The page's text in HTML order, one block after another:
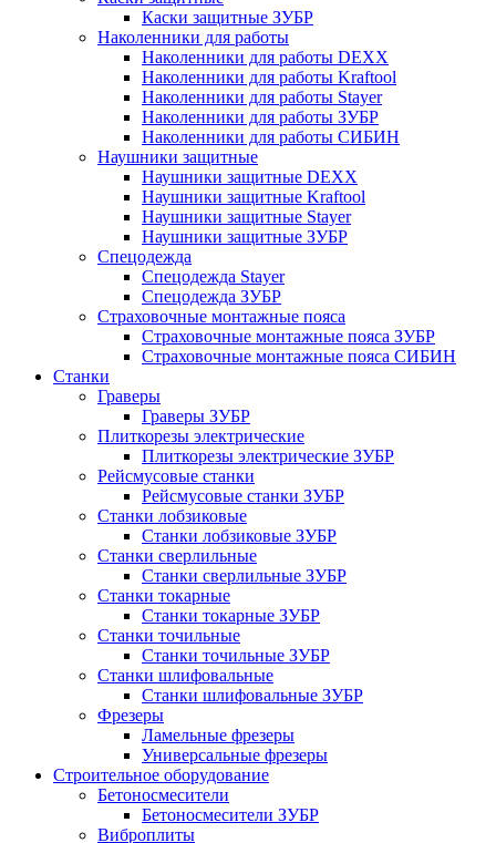
Каски защитные ЗУБР
Наколенники для работы
Наколенники для работы DEXX
Наколенники для работы Kraftool
Наколенники для работы Stayer
Наколенники для работы ЗУБР
Наколенники для работы СИБИН
Наушники защитные
Наушники защитные DEXX
Наушники защитные Kraftool
Наушники защитные Stayer
Наушники защитные ЗУБР
Спецодежда
Спецодежда Stayer
Спецодежда ЗУБР
Страховочные монтажные пояса
Страховочные монтажные пояса ЗУБР
Страховочные монтажные пояса СИБИН
Станки
Граверы
Граверы ЗУБР
Плиткорезы электрические
Плиткорезы электрические ЗУБР
Рейсмусовые станки
Рейсмусовые станки ЗУБР
Станки лобзиковые
Станки лобзиковые ЗУБР
Станки сверлильные
Станки сверлильные ЗУБР
Станки токарные
Станки токарные ЗУБР
Станки точильные
Станки точильные ЗУБР
Станки шлифовальные
Станки шлифовальные ЗУБР
Фрезеры
Ламельные фрезеры
Универсальные фрезеры
Строительное оборудование
Бетоносмесители
Бетоносмесители ЗУБР
Виброплиты